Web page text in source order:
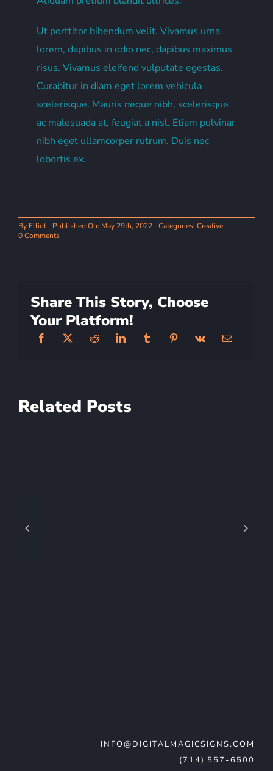
Ut porttitor bibendum velit. Vivamus urna
lorem, dapibus in odio nec, dapibus maximus
risus. Vivamus eleifend vulputate egestas.
Curabitur in diam eget lorem vehicula
scelerisque. Mauris neque nibh, scelerisque
ac malesuada at, feugiat a nisl. Etiam pulvinar
nibh eget ullamcorper rutrum. Duis nec
lobortis ex.
By Elliot Published On: May 29th, 2022 Categories: Creative
0 Commentson
The
Share This Story, Choose
Your Platform!
Related Posts
INFO@DIGITALMAGICSIGNS.COM
(714) 557-6500